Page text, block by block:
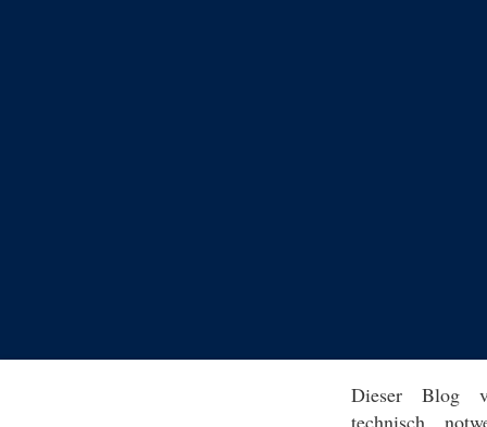
Dieser Blog
technisch